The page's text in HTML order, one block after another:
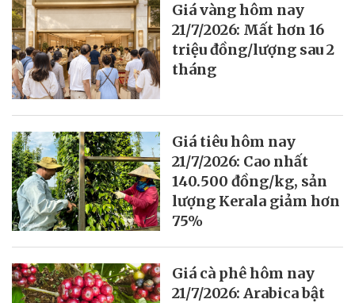
Giá vàng hôm nay
21/7/2026: Mất hơn 16
triệu đồng/lượng sau 2
tháng
Giá tiêu hôm nay
21/7/2026: Cao nhất
140.500 đồng/kg, sản
lượng Kerala giảm hơn
75%
Giá cà phê hôm nay
21/7/2026: Arabica bật